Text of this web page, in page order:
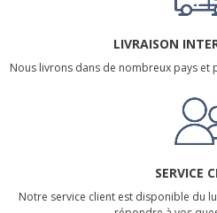
LIVRAISON
Nous livrons dans de nombreux pays
SERVICE
Notre service client est disponible du